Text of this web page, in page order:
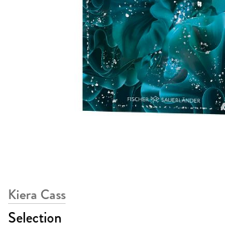
Kiera Cass
Selection